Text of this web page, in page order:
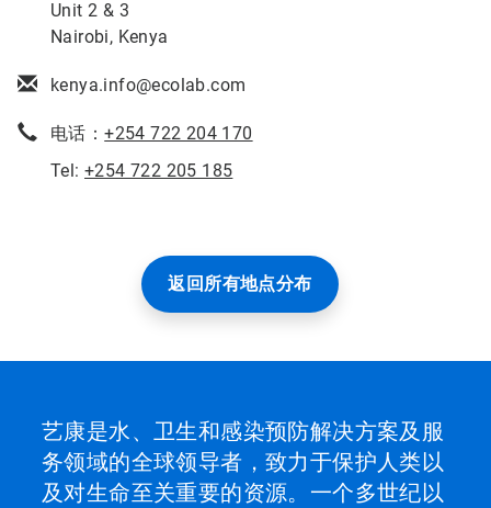
Unit 2 & 3
Nairobi, Kenya
kenya.info@ecolab.com
电话：+254 722 204 170
Tel: +254 722 205 185
返回所有地点分布
艺康是水、卫生和感染预防解决方案及服
务领域的全球领导者，致力于保护人类以
及对生命至关重要的资源。一个多世纪以